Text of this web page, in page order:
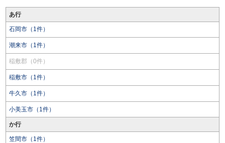
あ行
石岡市（1件）
潮来市（1件）
稲敷郡（0件）
稲敷市（1件）
牛久市（1件）
小美玉市（1件）
か行
笠間市（1件）